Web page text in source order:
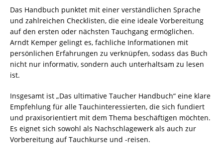
Das Handbuch punktet mit einer verständlichen Sprache
und zahlreichen Checklisten, die eine ideale Vorbereitung
auf den ersten oder nächsten Tauchgang ermöglichen.
Arndt Kemper gelingt es, fachliche Informationen mit
persönlichen Erfahrungen zu verknüpfen, sodass das Buch
nicht nur informativ, sondern auch unterhaltsam zu lesen
ist.
Insgesamt ist „Das ultimative Taucher Handbuch“ eine klare
Empfehlung für alle Tauchinteressierten, die sich fundiert
und praxisorientiert mit dem Thema beschäftigen möchten.
Es eignet sich sowohl als Nachschlagewerk als auch zur
Vorbereitung auf Tauchkurse und -reisen.